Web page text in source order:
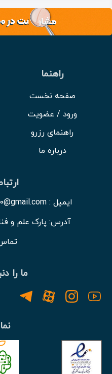
راهنما
صفحه نخست
ورود / عضویت
راهنمای رزرو
درباره ما
ایمیل : kermanshahgasht2020@gmail.com
آدرس: پارک علم و
ما را